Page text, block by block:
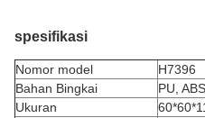
spesifikasi
Nomor model
H7396
Bahan Bingkai
PU,
Ukuran